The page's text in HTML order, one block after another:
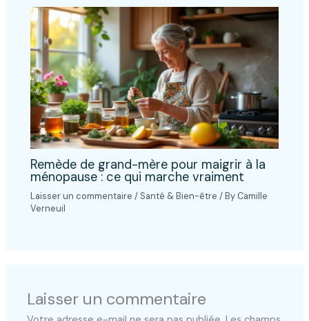
Remède de grand-mère pour maigrir à la
ménopause : ce qui marche vraiment
Laisser un commentaire / Santé & Bien-être / By Camille
Verneuil
Laisser un commentaire